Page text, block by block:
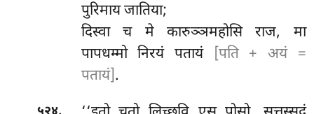
पुरिमाय जातिया;
दिस्वा च मे कारुञ्ञमहोसि राज, मा
पापधम्मो निरयं पतायं
[पति + अयं =
पतायं].